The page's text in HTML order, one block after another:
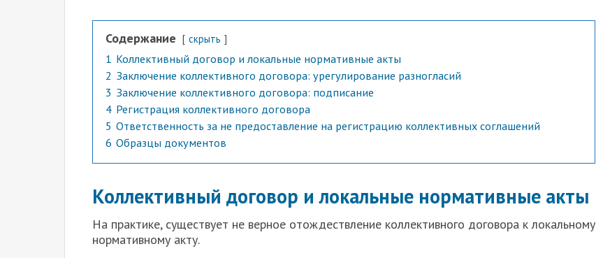
Содержание скрыть
1 Коллективный договор и локальные нормативные акты
2 Заключение коллективного договора: урегулирование разногласий
3 Заключение коллективного договора: подписание
4 Регистрация коллективного договора
5 Ответственность за не предоставление на регистрацию коллективных соглашений
6 Образцы документов
Коллективный договор и локальные нормативные акты
На практике, существует не верное отождествление коллективного договора к локальному
нормативному акту.